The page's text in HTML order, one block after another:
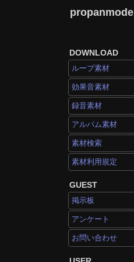
propanmode
DOWNLOAD
ループ素材
効果音素材
録音素材
アルバム素材
素材検索
素材利用規定
GUEST
掲示板
アンケート
お問い合わせ